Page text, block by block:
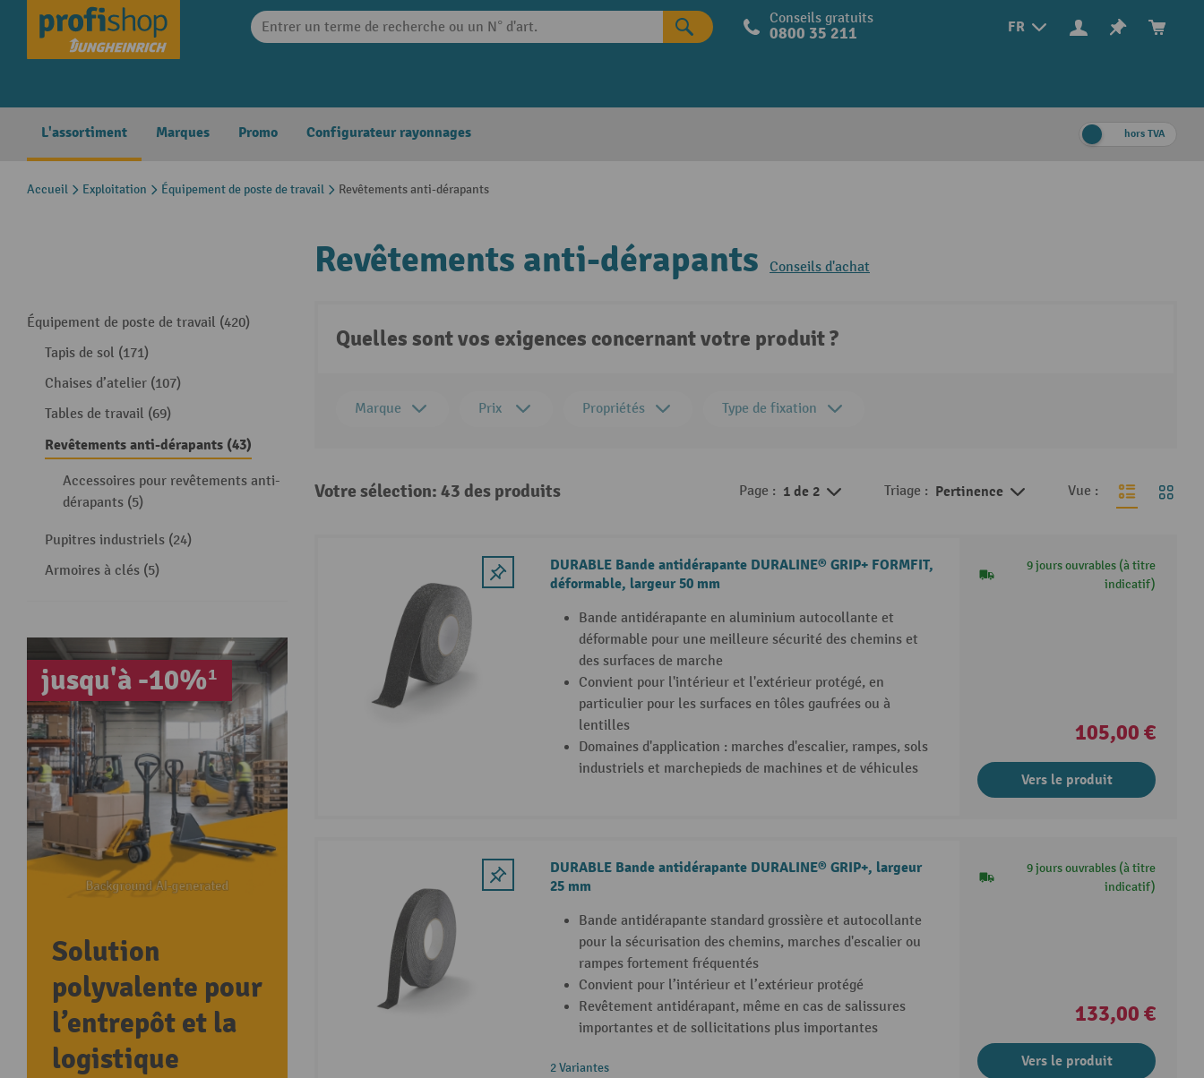
Skip to main navigation FR
Conseils gratuits
0800 35 211
L'assortiment Marques Promo Configurateur rayonnages hors TVA
Accueil Exploitation Équipement de poste de travail Revêtements anti-dérapants
Équipement de poste de travail (420)
Tapis de sol (171)
Chaises d’atelier (107)
Tables de travail (69)
Revêtements anti-dérapants (43)
Accessoires pour revêtements anti-
dérapants (5)
Pupitres industriels (24)
Armoires à clés (5)
jusqu'à -10%¹
Solution
polyvalente pour
l’entrepôt et la
logistique
Revêtements anti-dérapants Conseils d'achat
Quelles sont vos exigences concernant votre produit ?
Marque Prix Propriétés Type de fixation
Votre sélection: 43 des produits Page : 1 de 2 Triage : Pertinence Vue :
DURABLE Bande antidérapante DURALINE® GRIP+ FORMFIT,
déformable, largeur 50 mm
Bande antidérapante en aluminium autocollante et
déformable pour une meilleure sécurité des chemins et
des surfaces de marche
Convient pour l'intérieur et l'extérieur protégé, en
particulier pour les surfaces en tôles gaufrées ou à
lentilles
Domaines d'application : marches d'escalier, rampes, sols
industriels et marchepieds de machines et de véhicules
9 jours ouvrables (à titre
indicatif)
105,00 €
Vers le produit
DURABLE Bande antidérapante DURALINE® GRIP+, largeur
25 mm
Bande antidérapante standard grossière et autocollante
pour la sécurisation des chemins, marches d'escalier ou
rampes fortement fréquentés
Convient pour l’intérieur et l’extérieur protégé
Revêtement antidérapant, même en cas de salissures
importantes et de sollicitations plus importantes
2 Variantes
9 jours ouvrables (à titre
indicatif)
133,00 €
Vers le produit